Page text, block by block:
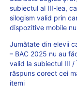
subiectul al III-lea,
silogism valid prin
dispozitive mobile
Jumătate din elevii
– BAC 2025 nu au
valid la subiectul III /
răspuns corect cei
itemi